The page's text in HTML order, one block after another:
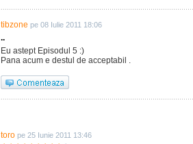
tibzone pe 08 Iulie 2011 18:06
..
Eu astept Episodul 5 :)
Pana acum e destul de acceptabil .
toro pe 25 Iunie 2011 13:46